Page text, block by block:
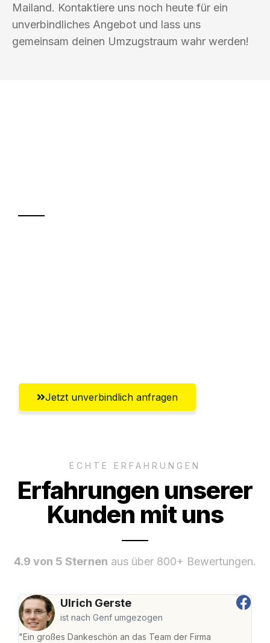
Mailand. Kontaktiere uns noch heute für ein
unverbindliches Angebot und lass uns
gemeinsam deinen Umzugstraum wahr werden!
Jetzt unverbindlich anfragen
ECHTE ERFAHRUNGEN
Erfahrungen unserer
Kunden mit uns
4.9 von 5 Sternen aus über 800+ Bewertungen.
Ulrich Gerste
ist nach Genf umgezogen
"Ein großes Dankeschön an das Team der Firma